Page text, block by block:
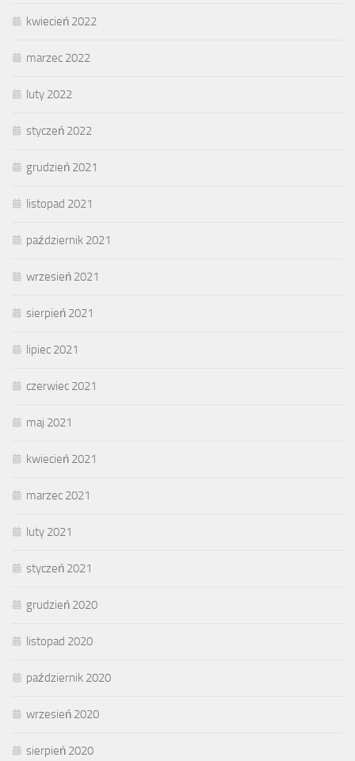
kwiecień 2022
marzec 2022
luty 2022
styczeń 2022
grudzień 2021
listopad 2021
październik 2021
wrzesień 2021
sierpień 2021
lipiec 2021
czerwiec 2021
maj 2021
kwiecień 2021
marzec 2021
luty 2021
styczeń 2021
grudzień 2020
listopad 2020
październik 2020
wrzesień 2020
sierpień 2020